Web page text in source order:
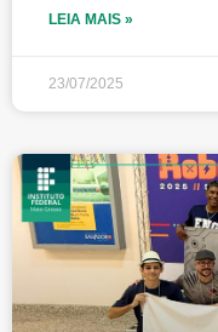
LEIA MAIS »
23/07/2025